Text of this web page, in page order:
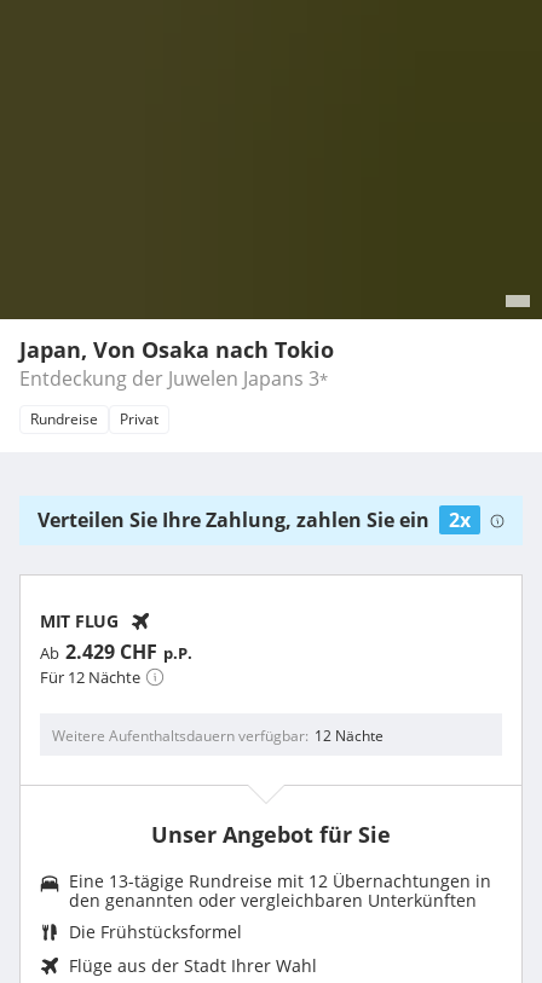
Japan, Von Osaka nach Tokio
Entdeckung der Juwelen Japans 3*
Rundreise Privat
Verteilen Sie Ihre Zahlung, zahlen Sie ein 2x
MIT FLUG
Ab 2.429 CHF p.P.
Für 12 Nächte
Weitere Aufenthaltsdauern verfügbar 12 Nächte
Unser Angebot für Sie
Eine 13-tägige Rundreise mit 12 Übernachtungen in
den genannten oder vergleichbaren Unterkünften
Die Frühstücksformel
Flüge aus der Stadt Ihrer Wahl